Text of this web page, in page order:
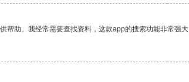
帮助。我经常需要查找资料，这款app的搜索功能非常强大